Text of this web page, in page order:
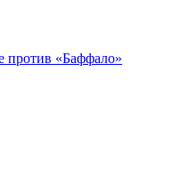
против «Баффало»